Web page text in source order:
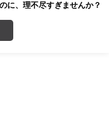
に、理不尽すぎませんか？